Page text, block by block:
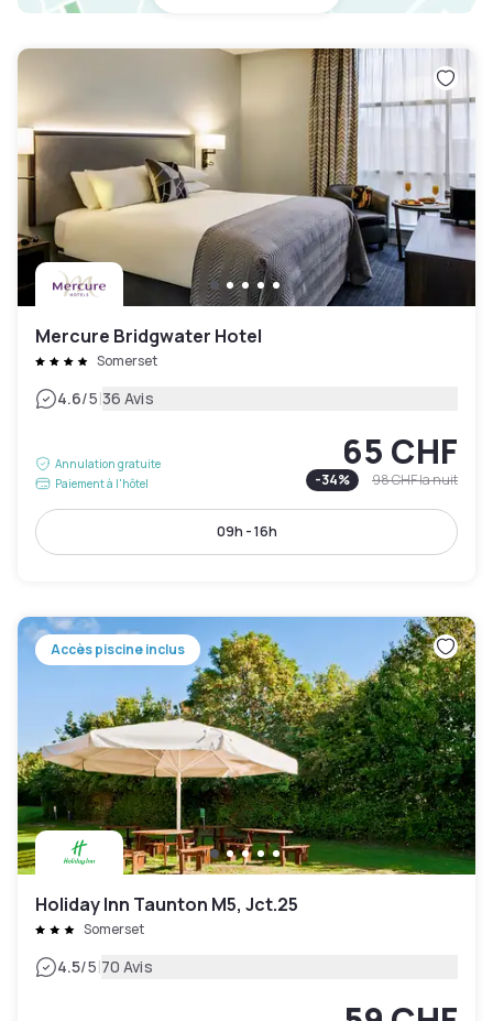
Mercure Bridgwater Hotel
Somerset
4.6/5|36 Avis
Annulation gratuite
Paiement à l'hôtel
65 CHF
-34% 98 CHFla nuit
09h - 16h
Accès piscine inclus
Holiday Inn Taunton M5, Jct.25
Somerset
4.5/5|70 Avis